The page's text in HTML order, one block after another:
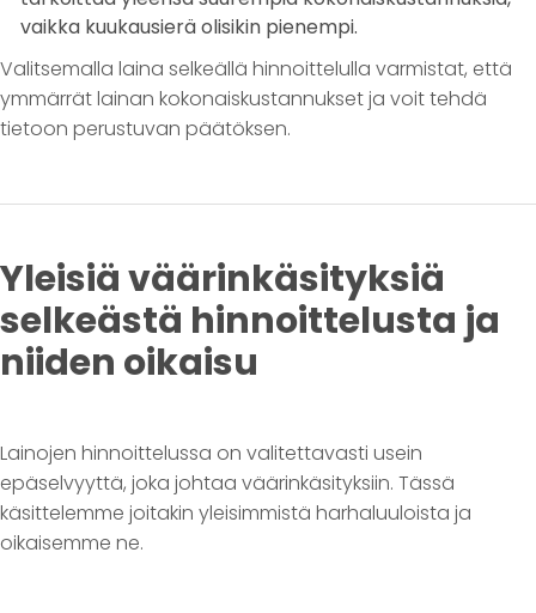
vaikka kuukausierä olisikin pienempi.
Valitsemalla laina selkeällä hinnoittelulla varmistat, että
ymmärrät lainan kokonaiskustannukset ja voit tehdä
tietoon perustuvan päätöksen.
Yleisiä väärinkäsityksiä
selkeästä hinnoittelusta ja
niiden oikaisu
Lainojen hinnoittelussa on valitettavasti usein
epäselvyyttä, joka johtaa väärinkäsityksiin. Tässä
käsittelemme joitakin yleisimmistä harhaluuloista ja
oikaisemme ne.